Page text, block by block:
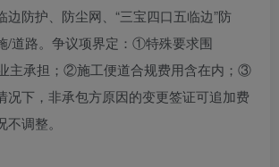
边防护、防尘网、“三宝四口五临边”防
/道路。争议项界定：①特殊要求围
主承担；②施工便道合规费用含在内；③
况下，非承包方原因的变更签证可追加费
调整。